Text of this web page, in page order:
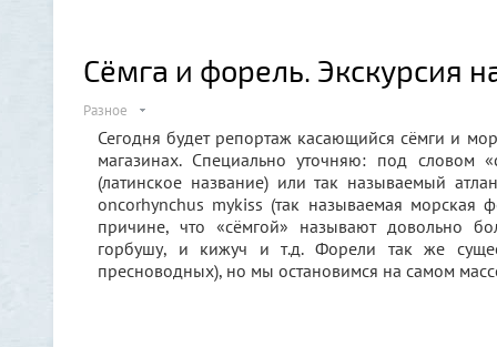
Сёмга и форель. Экскурсия
Разное
Сегодня будет репортаж касающийся сёмги и
магазинах. Специально уточняю: под
(латинское название) или так называемый
oncorhynchus mykiss (так называемая морская
причине, что «сёмгой» называют довольно
горбушу, и кижуч и т.д. Форели так же
пресноводных), но мы остановимся на самом